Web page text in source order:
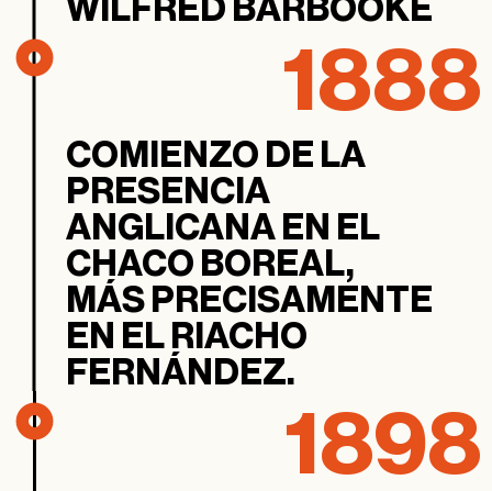
WILFRED BARBOOKE
1888
COMIENZO DE LA
PRESENCIA
ANGLICANA EN EL
CHACO BOREAL,
MÁS PRECISAMENTE
EN EL RIACHO
FERNÁNDEZ.
1898